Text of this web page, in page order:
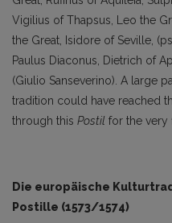
Vigilius of Thapsus, Leo the
the Great, Isidore of Seville,
Paulus Diaconus, Dietrich of
(Giulio Sanseverino). A large
tradition could have reached
through this Postil for the very
Die europäische
Postille (1573/1574)